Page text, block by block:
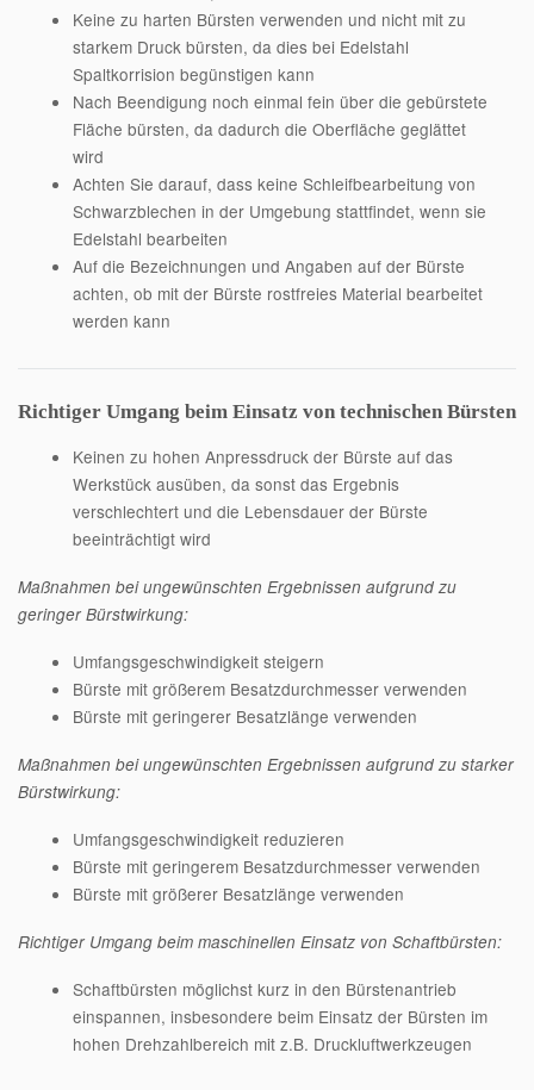
Keine zu harten Bürsten verwenden und nicht mit zu
starkem Druck bürsten, da dies bei Edelstahl
Spaltkorrision begünstigen kann
Nach Beendigung noch einmal fein über die gebürstete
Fläche bürsten, da dadurch die Oberfläche geglättet
wird
Achten Sie darauf, dass keine Schleifbearbeitung von
Schwarzblechen in der Umgebung stattfindet, wenn sie
Edelstahl bearbeiten
Auf die Bezeichnungen und Angaben auf der Bürste
achten, ob mit der Bürste rostfreies Material bearbeitet
werden kann
Richtiger Umgang beim Einsatz von technischen Bürsten
Keinen zu hohen Anpressdruck der Bürste auf das
Werkstück ausüben, da sonst das Ergebnis
verschlechtert und die Lebensdauer der Bürste
beeinträchtigt wird
Maßnahmen bei ungewünschten Ergebnissen aufgrund zu
geringer Bürstwirkung:
Umfangsgeschwindigkeit steigern
Bürste mit größerem Besatzdurchmesser verwenden
Bürste mit geringerer Besatzlänge verwenden
Maßnahmen bei ungewünschten Ergebnissen aufgrund zu starker
Bürstwirkung:
Umfangsgeschwindigkeit reduzieren
Bürste mit geringerem Besatzdurchmesser verwenden
Bürste mit größerer Besatzlänge verwenden
Richtiger Umgang beim maschinellen Einsatz von Schaftbürsten:
Schaftbürsten möglichst kurz in den Bürstenantrieb
einspannen, insbesondere beim Einsatz der Bürsten im
hohen Drehzahlbereich mit z.B. Druckluftwerkzeugen